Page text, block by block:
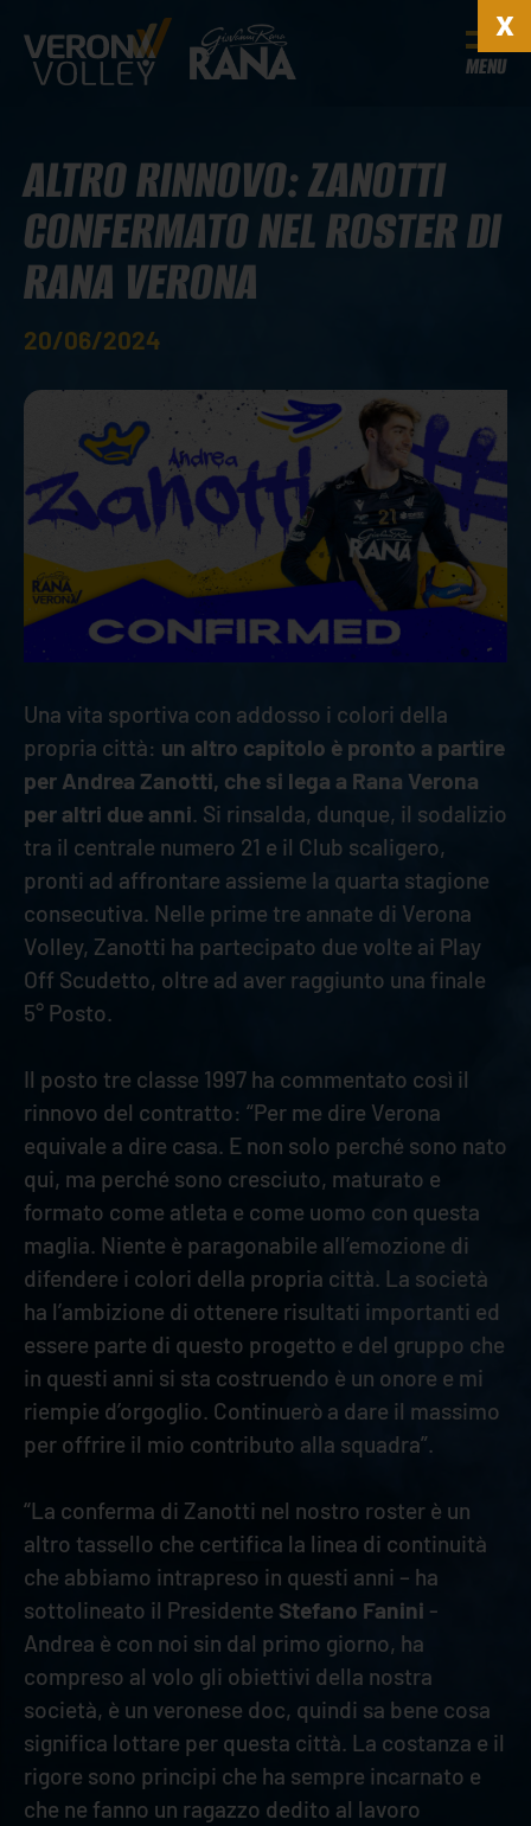
MENU
ALTRO RINNOVO: ZANOTTI
CONFERMATO NEL ROSTER DI
RANA VERONA
20/06/2024
Una vita sportiva con addosso i colori della
propria città: un altro capitolo è pronto a partire
per Andrea Zanotti, che si lega a Rana Verona
per altri due anni . Si rinsalda, dunque, il sodalizio
tra il centrale numero 21 e il Club scaligero,
pronti ad affrontare assieme la quarta stagione
consecutiva. Nelle prime tre annate di Verona
Volley, Zanotti ha partecipato due volte ai Play
Off Scudetto, oltre ad aver raggiunto una finale
5° Posto.
Il posto tre classe 1997 ha commentato così il
rinnovo del contratto: “Per me dire Verona
equivale a dire casa. E non solo perché sono nato
qui, ma perché sono cresciuto, maturato e
formato come atleta e come uomo con questa
maglia. Niente è paragonabile all’emozione di
difendere i colori della propria città. La società
ha l’ambizione di ottenere risultati importanti ed
essere parte di questo progetto e del gruppo che
in questi anni si sta costruendo è un onore e mi
riempie d’orgoglio. Continuerò a dare il massimo
per offrire il mio contributo alla squadra”.
“La conferma di Zanotti nel nostro roster è un
altro tassello che certifica la linea di continuità
che abbiamo intrapreso in questi anni – ha
sottolineato il Presidente Stefano Fanini -
Andrea è con noi sin dal primo giorno, ha
compreso al volo gli obiettivi della nostra
società, è un veronese doc, quindi sa bene cosa
significa lottare per questa città. La costanza e il
rigore sono principi che ha sempre incarnato e
che ne fanno un ragazzo dedito al lavoro